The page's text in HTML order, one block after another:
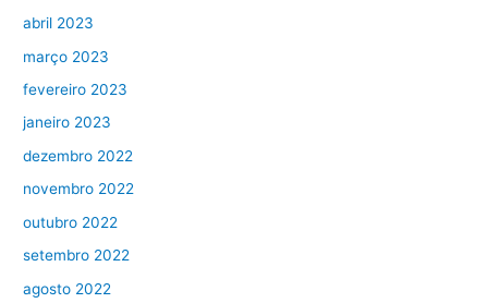
abril 2023
março 2023
fevereiro 2023
janeiro 2023
dezembro 2022
novembro 2022
outubro 2022
setembro 2022
agosto 2022